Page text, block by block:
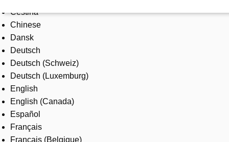
Products & Solutions
Industries
Services
About us
Where to buy
Contact us
Careers
Čeština
Chinese
Dansk
Deutsch
Deutsch (Schweiz)
Deutsch (Luxemburg)
English
English (Canada)
Español
Français
Français (Belgique)